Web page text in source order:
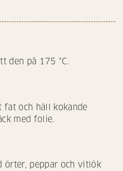
den på 175 °C.
fat och häll kokande
med folie.
örter, peppar och vitlök